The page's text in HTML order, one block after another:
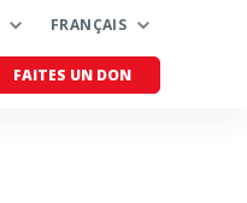
FRANÇAIS
FAITES UN DON